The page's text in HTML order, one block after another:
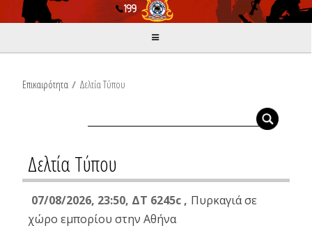
Επικαιρότητα / Δελτία Τύπου
Δελτία Τύπου
07/08/2026, 23:50, ΔΤ 6245c , Πυρκαγιά σε
χώρο εμπορίου στην Αθήνα